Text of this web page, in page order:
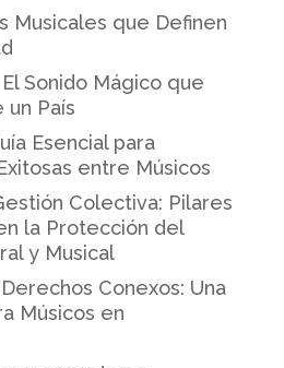
Musicales que Definen
Sonido Mágico que
un País
Esencial para
entre Músicos
Colectiva: Pilares
la Protección del
y Musical
Conexos: Una
Músicos en